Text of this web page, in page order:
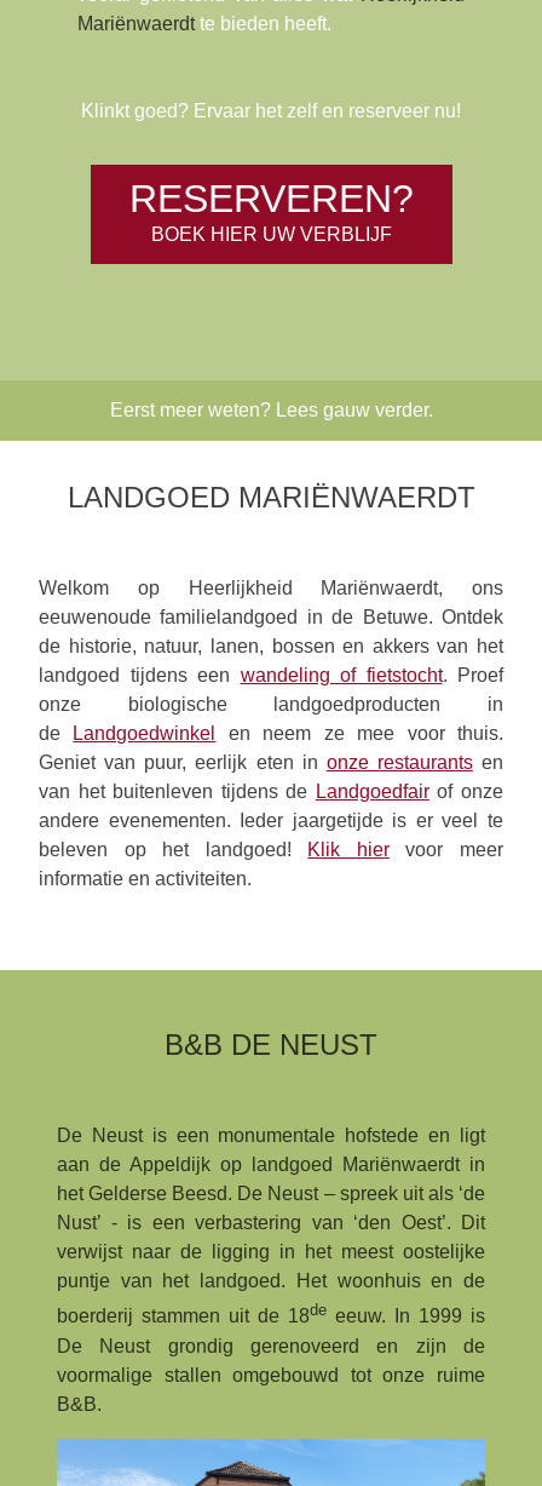
Mariënwaerdtte bieden heeft.
Klinkt goed? Ervaar het zelf en reserveer nu!
RESERVEREN?
BOEK HIER UW VERBLIJF
Eerst meer weten? Lees gauw verder.
LANDGOED MARIËNWAERDT
Welkom op Heerlijkheid Mariënwaerdt, ons
eeuwenoude familielandgoed in de Betuwe. Ontdek
de historie, natuur, lanen, bossen en akkers van het
landgoed tijdens een wandeling of fietstocht. Proef
onze biologische landgoedproducten in
de
Landgoedwinkel
en neem ze mee voor thuis.
Geniet van puur, eerlijk eten in onze restaurantsen
van het buitenleven tijdens de Landgoedfairof onze
andere evenementen.
Ieder jaargetijde is er veel te
beleven op het landgoed!
Klik hiervoor meer
informatie en activiteiten.
B&B DE NEUST
De Neust is een monumentale hofstede en ligt
aan de Appeldijk op landgoed Mariënwaerdt in
het Gelderse Beesd. De Neust – spreek uit als ‘de
Nust’ - is een verbastering van ‘den Oest’. Dit
verwijst naar de ligging in het meest oostelijke
puntje van het landgoed. Het woonhuis en de
boerderij stammen uit de 18de eeuw. In 1999 is
De Neust grondig gerenoveerd en zijn de
voormalige stallen omgebouwd tot onze ruime
B&B.